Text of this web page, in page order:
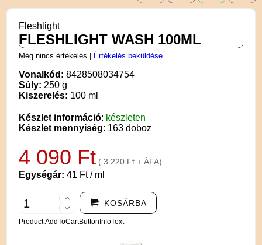
Fleshlight
FLESHLIGHT WASH 100ML
Még nincs értékelés Értékelés beküldése
Vonalkód: 8428508034754
Súly: 250 g
Kiszerelés: 100 ml
Készlet információ: készleten
Készlet mennyiség: 163 doboz
4 090 Ft ( 3 220 Ft + ÁFA)
Egységár: 41 Ft / ml
KOSÁRBA
Product.AddToCartButtonInfoText